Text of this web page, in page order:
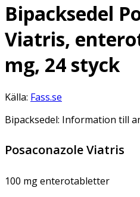
Bipacksedel
Viatris,
mg, 24 styck
Källa: Fass.se
Bipacksedel: Information till
Posaconazole Viatris
100 mg enterotabletter